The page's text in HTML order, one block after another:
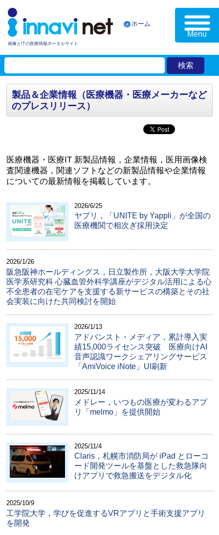
画像とITの医療情報ポータルサイト
ホーム
Menu
製品＆企業情報（医療機器・医療メーカーなど
のプレスリリース）
医療機器・医療IT 新製品情報，企業情報，医用画像検
査関連機器，関連ソフトなどの新製品情報や企業情報
についての最新情報を掲載しています。
2026/6/25
ヤプリ，「UNITE by Yappli」が全国の
医療機関で相次ぎ採用決定
2026/1/26
阪急阪神ホールディングス，日立製作所，大阪大学大学院
医学系研究科 心臓血管外科学講座がデジタル活用による心
不全患者の在宅ケアを支援する新サービスの構築とその社
会実装に向けた共同検討を開始
2026/1/13
アドバンスト・メディア，累計導入実
績15,000ライセンス突破 医療向けAI
音声認識ワークシェアリングサービス
「AmiVoice iNote」UI刷新
2025/11/14
メドレー，いつもの医療が変わるアプ
リ「melmo」を提供開始
2025/11/4
Claris，札幌市消防局が iPad とローコ
ード開発ツールを基盤とした救急隊向
けアプリで救急搬送をデジタル化
2025/10/9
工学院大学，学びを促進するVRアプリと手術支援アプリ
を開発